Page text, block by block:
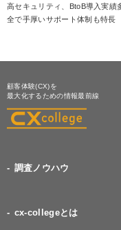
高セキュリティ、BtoB導入実績
全で手厚いサポート体制も特長
顧客体験(CX)を
最大化するための情報最前線
調査ノウハウ
cx-collegeとは